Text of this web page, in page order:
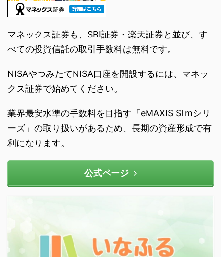
マネックス証券も、SBI証券・楽天証券と並び、す
べての投資信託の取引手数料は無料です。
NISAやつみたてNISA口座を開設するには、マネッ
クス証券で始めてください。
業界最安水準の手数料を目指す「eMAXIS Slimシリ
ーズ」の取り扱いがあるため、長期の資産形成で有
利になります。
公式ページ